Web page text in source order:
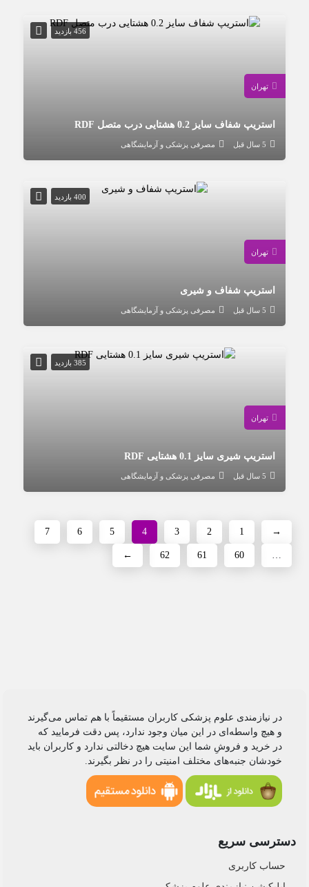
456 بازدید
تهران
استریپ شفاف سایز 0.2 هشتایی درب متصل RDF
5 سال قبل مصرفی پزشکی و آزمایشگاهی
400 بازدید
تهران
استریپ شفاف و شیری
5 سال قبل مصرفی پزشکی و آزمایشگاهی
385 بازدید
تهران
استریپ شیری سایز 0.1 هشتایی RDF
5 سال قبل مصرفی پزشکی و آزمایشگاهی
→
1
2
3
4
5
6
7
60
61
62
←
در نیازمندی علوم پزشکی کاربران مستقیماً با هم تماس می‌گیرند
و هیچ واسطه‌ای در این میان وجود ندارد، پس دقت فرمایید که
در خرید و فروشِ شما این سایت هیچ دخالتی ندارد و کاربران باید
خودشان جنبه‌های مختلف امنیتی را در نظر بگیرند.
دسترسی سریع
حساب کاربری